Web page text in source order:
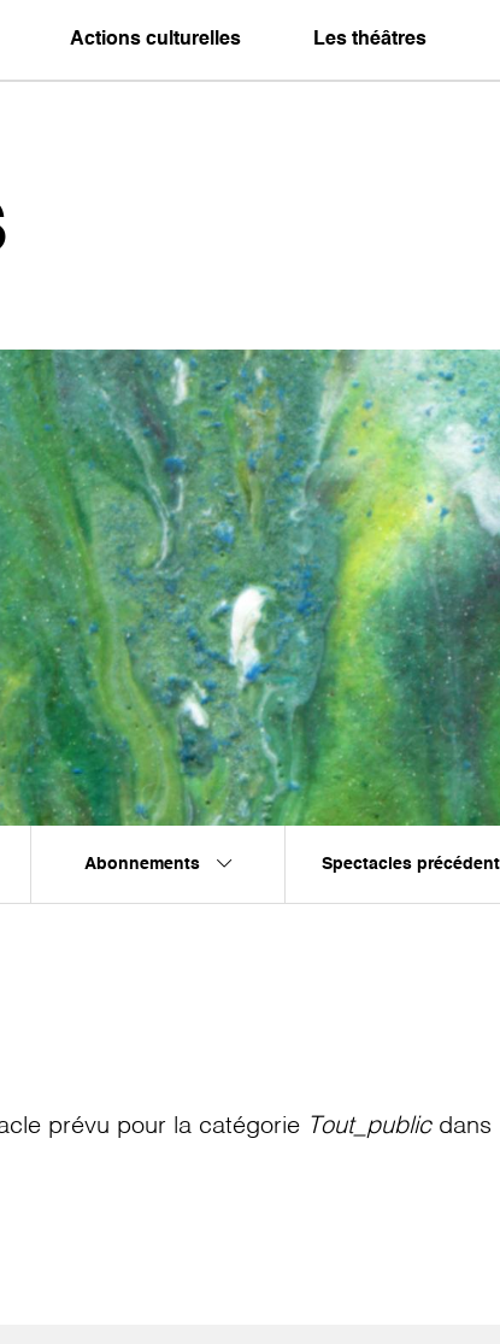
Actions culturelles Les théâtres
Abonnements Spectacles
prévu pour la catégorie Tout_publicdans